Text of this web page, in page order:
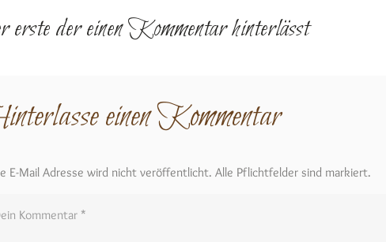
erste der einen Kommentar hinterlässt
einen Kommentar
E-Mail Adresse wird nicht veröffentlicht. Alle Pflichtfelder sind markiert.